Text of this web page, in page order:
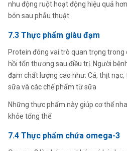
nhu động ruột hoạt động hiệu quả
bón sau phẫu thuật.
7.3 Thực phẩm giàu đạm
Protein đóng vai trò quan trọng
hồi tổn thương sau điều trị. Người
đạm chất lượng cao như: Cá, thịt
sữa và các chế phẩm từ sữa
Những thực phẩm này giúp cơ thể
khỏe tổng thể.
7.4 Thực phẩm chứa omega-3